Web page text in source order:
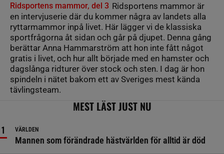
Ridsportens mammor, del 3 Ridsportens mammor är
en intervjuserie där du kommer några av landets alla
ryttarmammor inpå livet. Här lägger vi de klassiska
sportfrågorna åt sidan och går på djupet. Denna gång
berättar Anna Hammarström att hon inte fått något
gratis i livet, och hur allt började med en hamster och
dagslånga ridturer över stock och sten. I dag är hon
spindeln i nätet bakom ett av Sveriges mest kända
tävlingsteam.
MEST LÄST JUST NU
VÄRLDEN
Mannen som förändrade hästvärlden för alltid är död